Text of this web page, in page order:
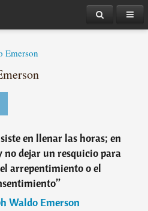
Emerson
en llenar las horas; en
no dejar un resquicio para
arrepentimiento o el
”
Waldo Emerson